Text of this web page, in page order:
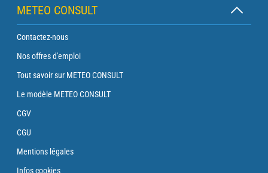
METEO CONSULT
Contactez-nous
Nos offres d'emploi
Tout savoir sur METEO CONSULT
Le modèle METEO CONSULT
CGV
CGU
Mentions légales
Infos cookies